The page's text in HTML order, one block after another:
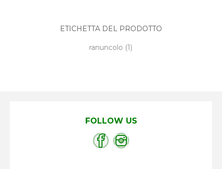
ETICHETTA DEL PRODOTTO
ranuncolo (1)
FOLLOW US